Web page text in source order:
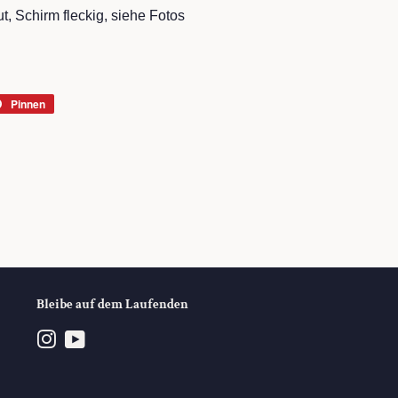
Schirm fleckig, siehe Fotos
Pinnen
Bleibe auf dem Laufenden
Instagram